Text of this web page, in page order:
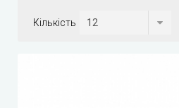
Кількість